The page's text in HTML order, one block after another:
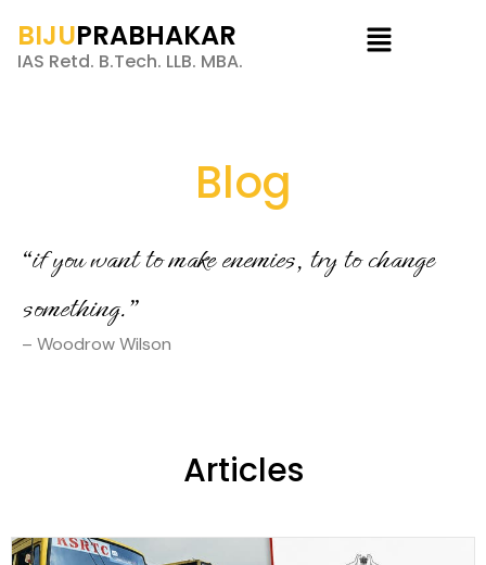
BIJUPRABHAKAR
IAS Retd. B.Tech. LLB. MBA.
Blog
“if you want to make enemies, try to change
something.”
– Woodrow Wilson
Articles